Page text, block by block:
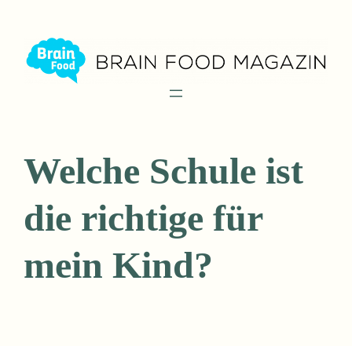
Inhalt
springen
Welche Schule ist
die richtige für
mein Kind?